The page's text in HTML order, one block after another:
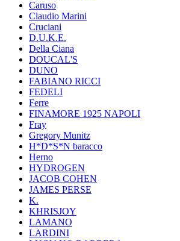
Caruso
Claudio Marini
Cruciani
D.U.K.E.
Della Ciana
DOUCAL'S
DUNO
FABIANO RICCI
FEDELI
Ferre
FINAMORE 1925 NAPOLI
Fray
Gregory Munitz
H*D*S*N baracco
Herno
HYDROGEN
JACOB COHEN
JAMES PERSE
K.
KHRISJOY
LAMANO
LARDINI